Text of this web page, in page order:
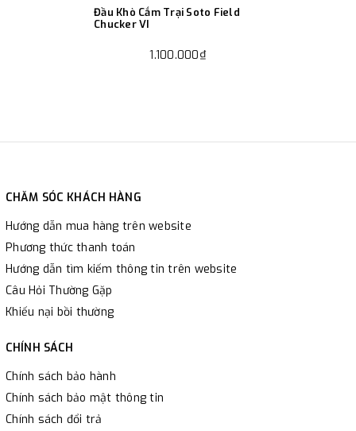
Đầu Khò Cắm Trại Soto Field
Chucker VI
1.100.000₫
CHĂM SÓC KHÁCH HÀNG
Hướng dẫn mua hàng trên website
Phương thức thanh toán
Hướng dẫn tìm kiếm thông tin trên website
Câu Hỏi Thường Gặp
Khiếu nại bồi thường
CHÍNH SÁCH
Chính sách bảo hành
Chính sách bảo mật thông tin
Chính sách đổi trả